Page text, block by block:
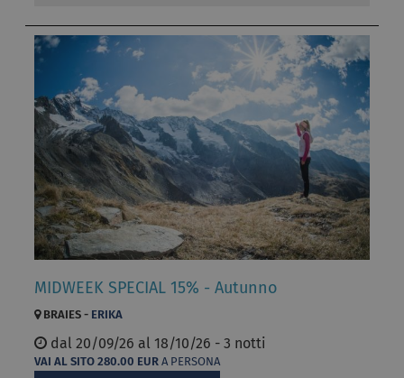
VAI AL SITO 280.00 EURA PERSONA
MIDWEEK SPECIAL 15% - Autunno
BRAIES - ERIKA
dal 20/09/26 al 18/10/26 - 3 notti